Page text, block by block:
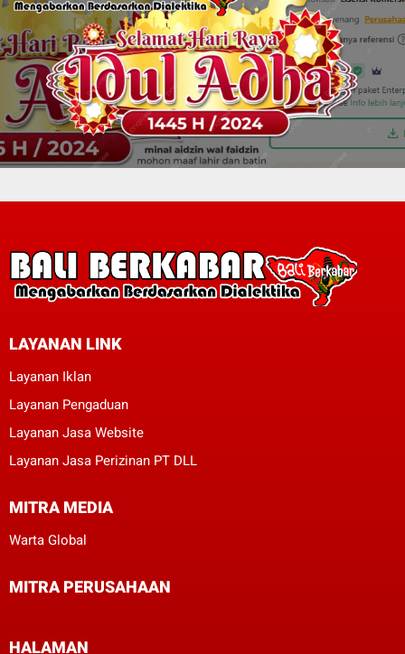
LAYANAN LINK
Layanan Iklan
Layanan Pengaduan
Layanan Jasa Website
Layanan Jasa Perizinan PT DLL
MITRA MEDIA
Warta Global
MITRA PERUSAHAAN
HALAMAN